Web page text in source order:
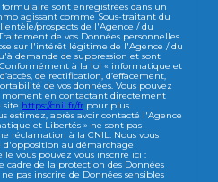
sont enregistrées dans un
agissant comme Sous-traitant du
prospects de l'Agence / du
de vos Données personnelles.
sur l'intérêt légitime de l'Agence / du
demande de suppression et sont
à la loi « informatique et
de rectification, d’effacement,
de vos données. Vous pouvez
en contactant directement
site https://cnil.fr/fr pour plus
estimez, après avoir contacté l'Agence
et Libertés » ne sont pas
réclamation à la CNIL. Nous vous
d'opposition au démarchage
vous pouvez vous inscrire ici :
cadre de la protection des Données
pas inscrire de Données sensibles